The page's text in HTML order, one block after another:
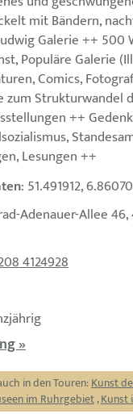
mit Bändern,
Galerie ++ 500
Populäre Galerie
Comics,
zum Strukturwandel
++
Lesungen ++
: 51.491912,
Adenauer-Allee
4124928
»
in den Touren:Kunst
im Ruhrgebiet,Kunst